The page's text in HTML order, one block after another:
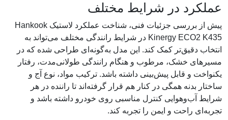
عملکرد در شرایط مختلف
پیش از بررسی جزئیات فنی، شناخت عملکرد لاستیک Hankook
Kinergy ECO2 K435 در شرایط رانندگی مختلف می‌تواند به
انتخاب دقیق‌تر کمک کند. این مدل به‌گونه‌ای طراحی شده که در
مسیرهای خشک، مرطوب و هنگام رانندگی طولانی‌مدت، رفتار
یکنواخت و قابل پیش‌بینی داشته باشد. ترکیب مواد، نوع آج و
ساختار بدنه همگی در کنار هم قرار گرفته‌اند تا راننده در هر
شرایط آب‌وهوایی کنترل مناسبی روی خودرو داشته باشد و
تجربه‌ای راحت و ایمن را تجربه کند.